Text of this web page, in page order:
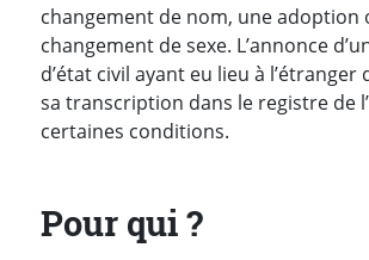
changement de nom, une adoption
changement de sexe. L’annonce
d’état civil ayant eu lieu à l’étranger
sa transcription dans le registre de
certaines conditions.
Pour qui ?